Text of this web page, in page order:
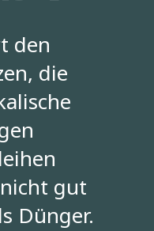
den
die
gut
Dünger.